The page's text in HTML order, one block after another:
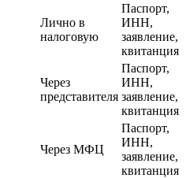
Лично в
налоговую
Паспорт,
ИНН,
заявление,
квитанция
Через
представителя
Паспорт,
ИНН,
заявление,
квитанция
Через МФЦ
Паспорт,
ИНН,
заявление,
квитанция